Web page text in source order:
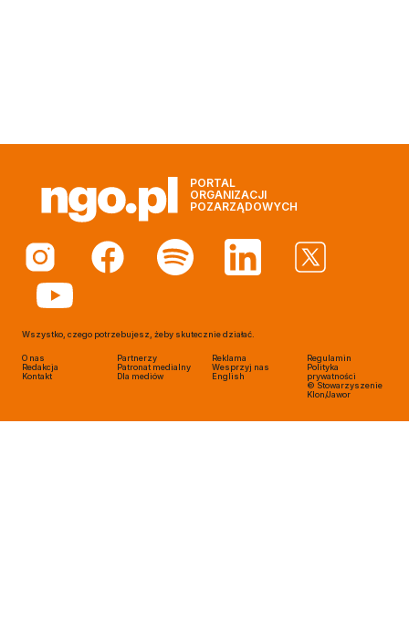
PORTAL
ORGANIZACJI
POZARZĄDOWYCH
Wszystko, czego potrzebujesz, żeby skutecznie działać.
O nas
Redakcja
Kontakt
Partnerzy
Patronat medialny
Dla mediów
Reklama
Wesprzyj nas
English
Regulamin
Polityka
prywatności
© Stowarzyszenie
Klon/Jawor